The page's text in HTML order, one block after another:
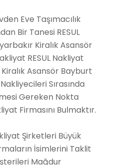
Eve Taşımacılık
Bir Tanesi RESUL
Kiralık Asansör
RESUL Nakliyat
Asansör Bayburt
Sırasında
Gereken Nokta
Firmasını Bulmaktır.
Şirketleri Büyük
İsimlerini Taklit
Mağdur